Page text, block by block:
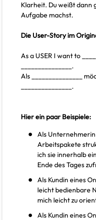
Klarheit. Du weißt dann
Aufgabe machst.
Die User-Story im
As a USER I want to
_______________.
Als _______________
_______________.
Hier ein paar Beispiele:
Als
Arbeitspakete
ich sie innerhalb
Ende des Tages
Als Kundin eines
leicht bedienbare
mich leicht zu
Als Kundin eines